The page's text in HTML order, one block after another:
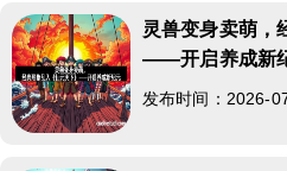
灵兽变身卖萌，
——开启养成新
发布时间：2026-